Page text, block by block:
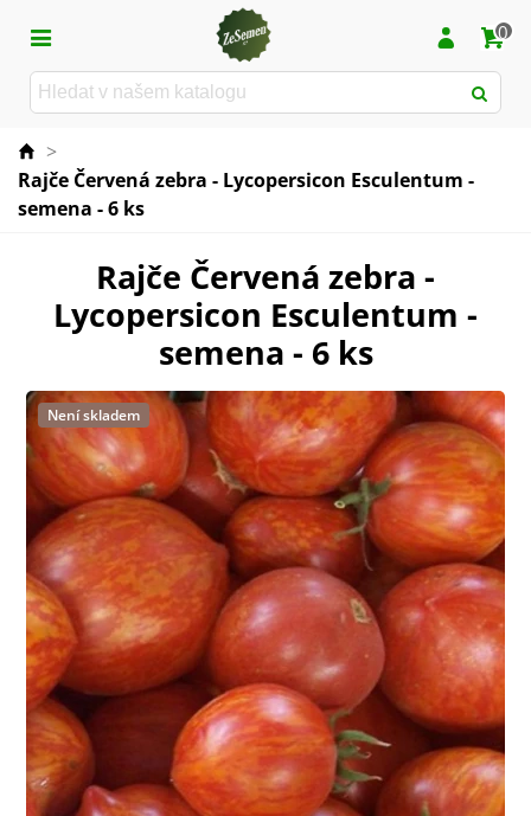
0
>
Rajče Červená zebra - Lycopersicon Esculentum -
semena - 6 ks
Rajče Červená zebra -
Lycopersicon Esculentum -
semena - 6 ks
Není skladem